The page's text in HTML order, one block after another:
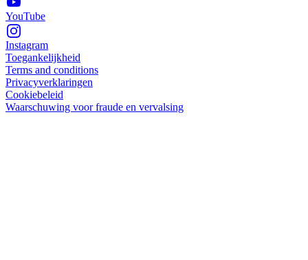
YouTube
Instagram
Toegankelijkheid
Terms and conditions
Privacyverklaringen
Cookiebeleid
Waarschuwing voor fraude en vervalsing